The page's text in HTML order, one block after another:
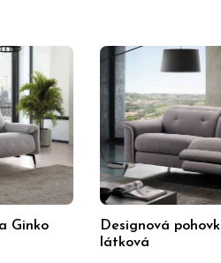
Ginko
Designová
látková